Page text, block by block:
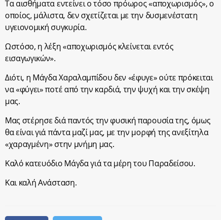
Τα αισθήματα εντείνει ο τόσο πρόωρος «αποχωρισμός», ο
οποίος, μάλιστα, δεν σχετίζεται με την δυσμενέστατη
υγειονομική συγκυρία.
Ωστόσο, η λέξη «αποχωρισμός κλείνεται εντός
εισαγωγικών».
Διότι, η Μάγδα Χαραλαμπίδου δεν «έφυγε» ούτε πρόκειται
να «φύγει» ποτέ από την καρδιά, την ψυχή και την σκέψη
μας.
Μας στέρησε διά παντός την φυσική παρουσία της, όμως
θα είναι γιά πάντα μαζί μας, με την μορφή της ανεξίτηλα
«χαραγμένη» στην μνήμη μας.
Καλό κατευόδιο Μάγδα γιά τα μέρη του Παραδείσου.
Και καλή Ανάσταση.